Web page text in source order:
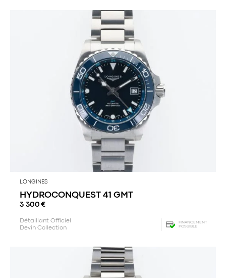
LONGINES
HYDROCONQUEST 41 GMT
3 300 €
Détaillant Officiel
Devin Collection
FINANCEMENT
POSSIBLE